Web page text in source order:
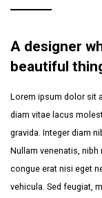
A designer
beautiful
Lorem ipsum dolor sit
diam vitae lacus
gravida. Integer diam
Nullam venenatis,
congue erat nisi eget
vehicula. Sed feugiat,